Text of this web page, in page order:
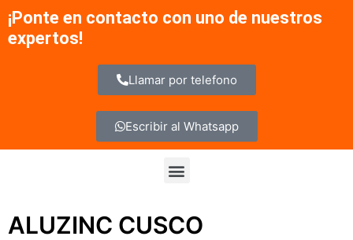
contenido
¡Ponte en contacto con uno de nuestros
expertos!
Llamar por telefono
Escribir al Whatsapp
Menu
ALUZINC CUSCO